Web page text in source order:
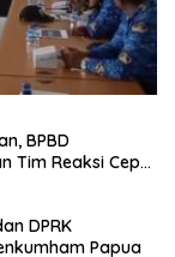
BPBD
Tim Reaksi Cepat
DPRK
Papua